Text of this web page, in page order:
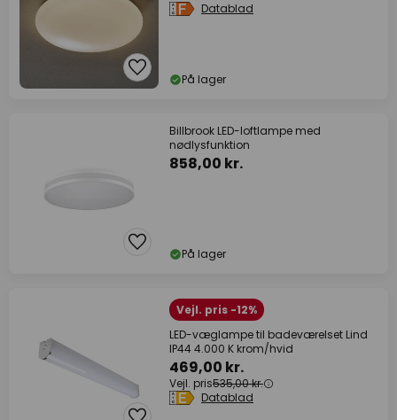
Datablad
På lager
Billbrook LED-loftlampe med
nødlysfunktion
858,00 kr.
På lager
Vejl. pris -12%
LED-væglampe til badeværelset Lind
IP44 4.000 K krom/hvid
469,00 kr.
Vejl. pris535,00 kr.
Datablad